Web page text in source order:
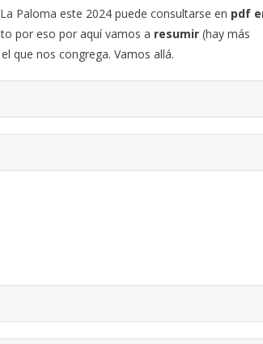
Paloma este 2024 puede consultarse en pdf
por eso por aquí vamos a resumir (hay más
que nos congrega. Vamos allá.